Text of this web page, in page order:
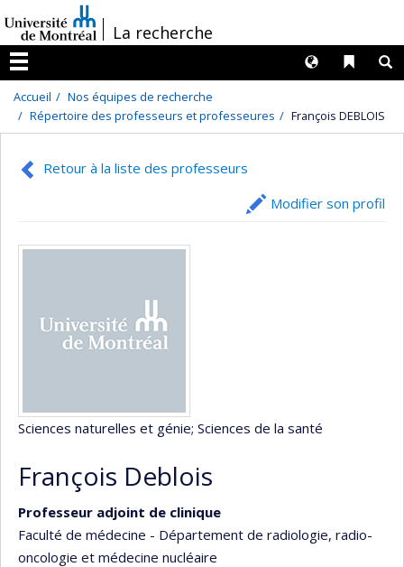
au
contenu
/La recherche
Menu
Liens
Langues
Accueil
Nos équipes de recherche
Répertoire des professeurs et professeures
François DEBLOIS
Retour à la liste des professeurs
Modifier son profil
Sciences naturelles et génie; Sciences de la santé
François Deblois
Professeur adjoint de clinique
Faculté de médecine - Département de radiologie, radio-
oncologie et médecine nucléaire